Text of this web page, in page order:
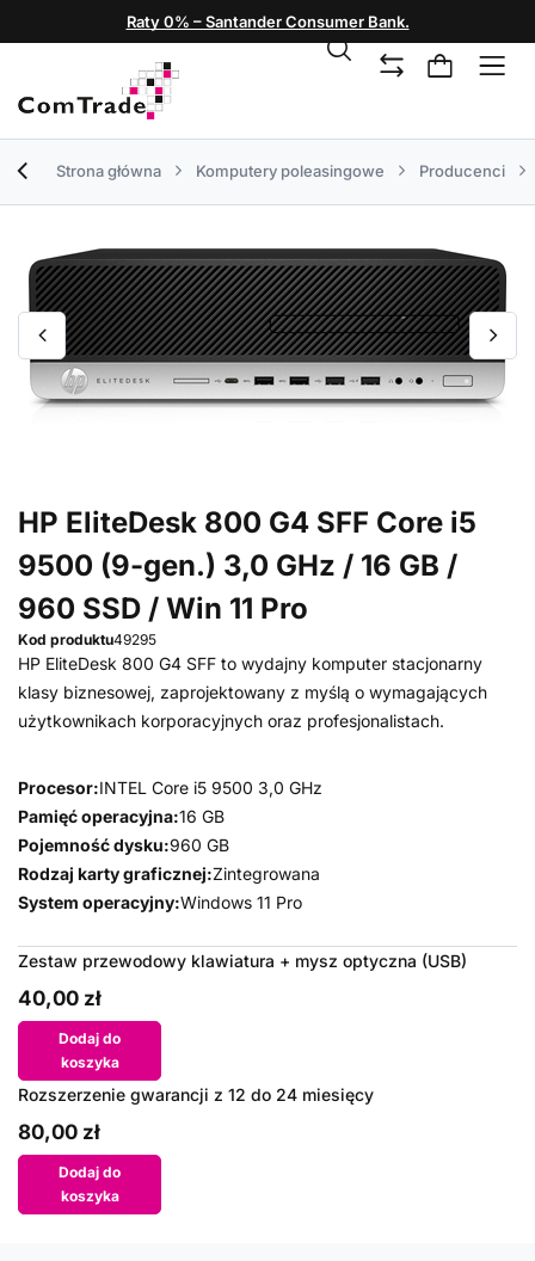
Raty 0% – Santander Consumer Bank.
Strona główna Komputery poleasingowe Producenci
HP EliteDesk 800 G4 SFF Core i5
9500 (9-gen.) 3,0 GHz / 16 GB /
960 SSD / Win 11 Pro
Kod produktu49295
HP EliteDesk 800 G4 SFF to wydajny komputer stacjonarny
klasy biznesowej, zaprojektowany z myślą o wymagających
użytkownikach korporacyjnych oraz profesjonalistach.
Procesor:INTEL Core i5 9500 3,0 GHz
Pamięć operacyjna:16 GB
Pojemność dysku:960 GB
Rodzaj karty graficznej:Zintegrowana
System operacyjny:Windows 11 Pro
Zestaw przewodowy klawiatura + mysz optyczna (USB)
40,00 zł
Dodaj do
koszyka
Rozszerzenie gwarancji z 12 do 24 miesięcy
80,00 zł
Dodaj do
koszyka